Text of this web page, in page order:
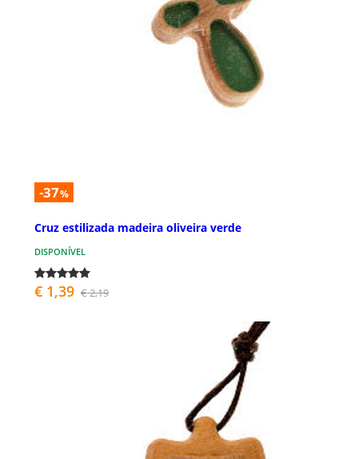
-37%
Cruz estilizada madeira oliveira verde
DISPONÍVEL
€ 1,39 € 2,19